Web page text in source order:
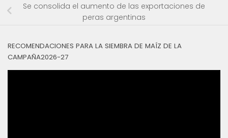
Se consolida el aumento de las exportaciones de
peras argentinas
RECOMENDACIONES PARA LA SIEMBRA DE MAÍZ DE LA
CAMPAÑA2026-27